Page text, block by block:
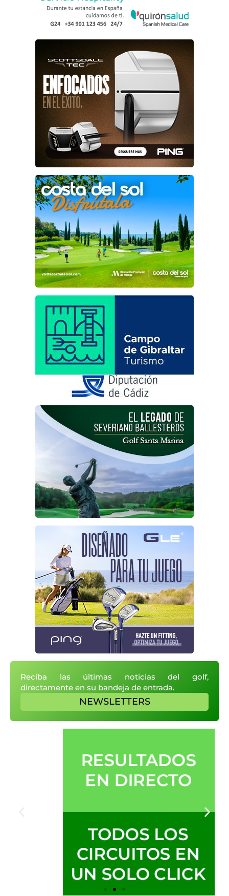
Reciba las últimas noticias del golf,
directamente en su bandeja de entrada.
NEWSLETTERS